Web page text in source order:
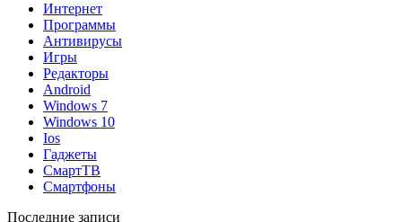
Интернет
Программы
Антивирусы
Игры
Редакторы
Android
Windows 7
Windows 10
Ios
Гаджеты
СмартТВ
Смартфоны
Последние записи